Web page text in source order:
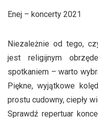
Enej – koncerty 2021
Niezależnie od tego,
jest religijnym
spotkaniem – warto
Piękne, wyjątkowe
prostu cudowny, ciepły
Sprawdź repertuar